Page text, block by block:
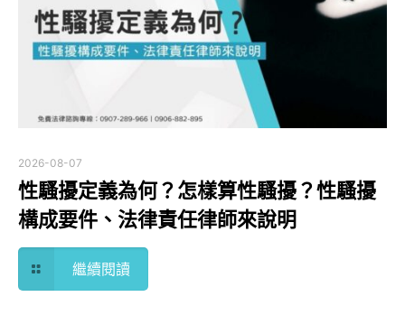
2026-08-07
性騷擾定義為何？怎樣算性騷擾？性騷擾
構成要件、法律責任律師來說明
繼續閱讀